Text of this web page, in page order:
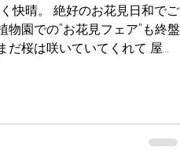
快晴。 絶好のお花見日和でご
物園での"お花見フェア"も終盤
桜は咲いていてくれて 屋外